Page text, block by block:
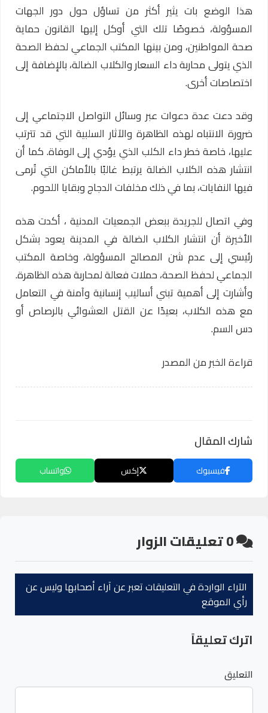
هذا الوضع بات يثير أكثر من تساؤل حول دور الجهات
المسؤولة، خصوصًا تلك التي أوكل إليها القانون حماية
صحة المواطنين، ومن بينها المكتب الجماعي لحفظ الصحة
الذي يتولى محاربة داء السعار والكلاب الضالة، بالإضافة إلى
اختصاصات أخرى.
وقد دعت عدة دعوات عبر وسائل التواصل الاجتماعي إلى
ضرورة الانتباه لهذه الظاهرة والآثار السلبية التي قد تترتب
عليها، خاصة خطر داء الكلب الذي يؤدي إلى الوفاة. كما أن
انتشار هذه الكلاب الضالة يرتبط غالبًا بالأماكن التي تُرمى
فيها النفايات، بما في ذلك مخلفات الدجاج وبقايا اللحوم.
وفي اتصال للجريدة ببعض الجمعيات المدنية ، أكدت هذه
الأخيرة أن انتشار الكلاب الضالة في المدينة يعود بشكل
رئيسي إلى عدم شن المصالح المسؤولة، وخاصة المكتب
الجماعي لحفظ الصحة، حملات فعالة لمحاربة هذه الظاهرة.
وأشارت إلى أهمية تبني أساليب إنسانية وآمنة في التعامل
مع هذه الكلاب، بعيدًا عن القتل العشوائي بالرصاص أو
دس السم.
قراءة الخبر من المصدر
شارك المقال
فيسبوك إكس واتساب
0تعليقات الزوار
الآراء الواردة في التعليقات تعبر عن آراء أصحابها وليس عن
رأي الموقع
اترك تعليقاً
التعليق